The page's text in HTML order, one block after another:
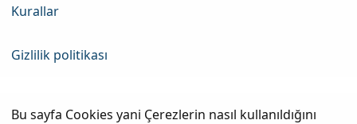
Kurallar
Gizlilik politikası
Bu sayfa Cookies yani Çerezlerin nasıl kullanıldığını